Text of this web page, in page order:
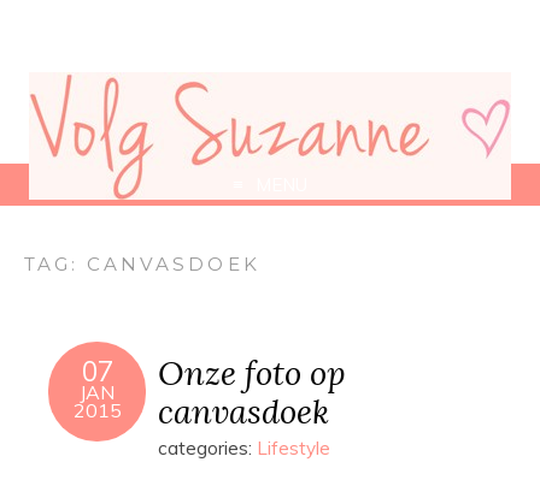
TAG: CANVASDOEK
07
JAN
2015
Onze foto op
canvasdoek
categories: Lifestyle